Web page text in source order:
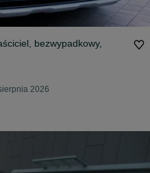
bezwypadkowy,
2026